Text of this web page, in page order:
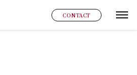
CONTACT グ